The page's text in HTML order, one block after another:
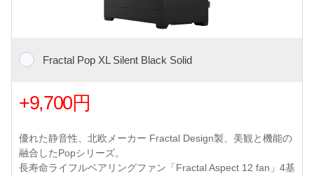
Fractal Pop XL Silent Black Solid
+9,700円
優れた静音性、北欧メーカー Fractal Design製、美観と機能の
融合したPopシリーズ。
長寿命ライフルベアリングファン「Fractal Aspect 12 fan」4基